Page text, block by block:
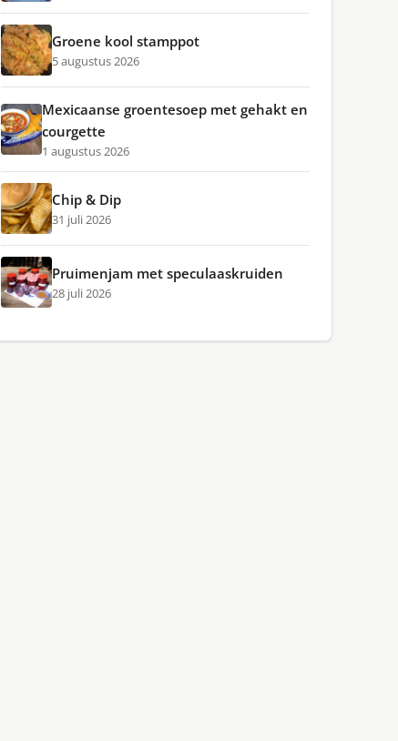
Groene kool stamppot
5 augustus 2026
Mexicaanse groentesoep met gehakt en
courgette
1 augustus 2026
Chip & Dip
31 juli 2026
Pruimenjam met speculaaskruiden
28 juli 2026